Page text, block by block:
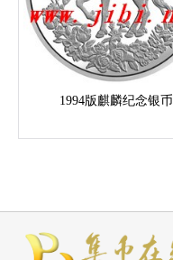
1994版麒麟纪念银币